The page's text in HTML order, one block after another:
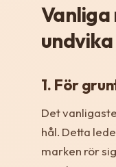
undvika
1. För
Det
hål. Detta
marken rör